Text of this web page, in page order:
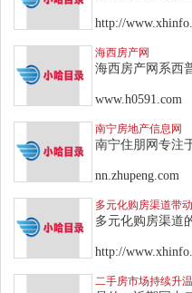
http://
海西房产网
海西房产网系西
www.h0591.com
南宁房地产信息网
南宁住朋网专注
nn.zhupeng.com
多元化购房渠道带
多元化购房渠道
http://
二手房市场持续升